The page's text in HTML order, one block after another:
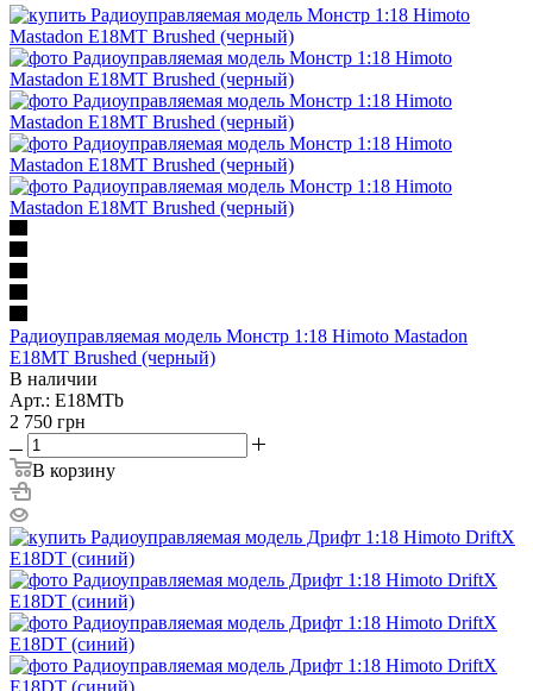
Радиоуправляемая модель Монстр 1:18 Himoto Mastadon
E18MT Brushed (черный)
В наличии
Арт.: E18MTb
2 750 грн
В корзину